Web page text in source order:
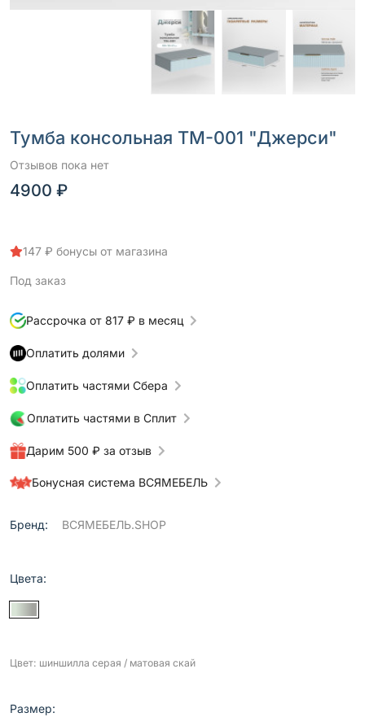
Тумба консольная ТМ-001 "Джерси"
Отзывов пока нет
4900 ₽
147 ₽ бонусы от магазина
Под заказ
Рассрочка от 817 ₽ в месяц
Оплатить долями
Оплатить частями Сбера
Оплатить частями в Сплит
Дарим 500 ₽ за отзыв
Бонусная система ВСЯМЕБЕЛЬ
Бренд: ВСЯМЕБЕЛЬ.SHOP
Цвета:
Цвет: шиншилла серая / матовая скай
Размер: